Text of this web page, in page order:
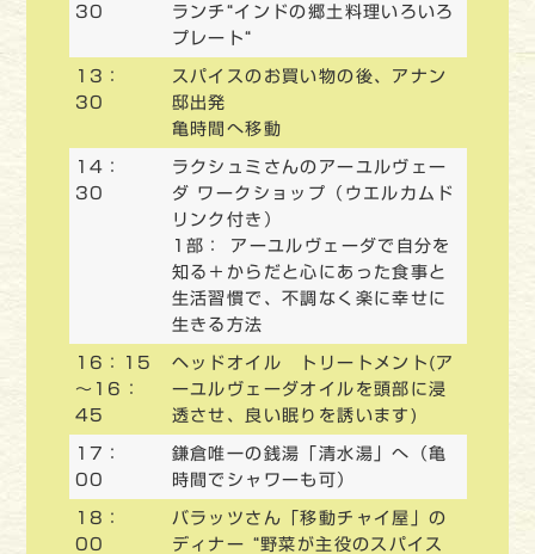
30
ランチ“インドの郷土料理いろいろ
プレート“
13：
30
スパイスのお買い物の後、アナン
邸出発
亀時間へ移動
14：
30
ラクシュミさんのアーユルヴェー
ダ ワークショップ（ウエルカムド
リンク付き）
1部： アーユルヴェーダで自分を
知る＋からだと心にあった食事と
生活習慣で、不調なく楽に幸せに
生きる方法
16：15
～16：
45
ヘッドオイル トリートメント(ア
ーユルヴェーダオイルを頭部に浸
透させ、良い眠りを誘います)
17：
00
鎌倉唯一の銭湯「清水湯」へ（亀
時間でシャワーも可）
18：
00
バラッツさん「移動チャイ屋」の
ディナー “野菜が主役のスパイス